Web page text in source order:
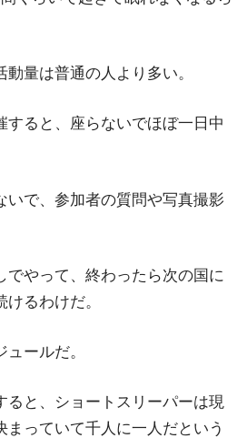
量は普通の人より多い。
すると、座らないでほぼ一日中
いで、参加者の質問や写真撮影
でやって、終わったら次の国に
るわけだ。
ールだ。
ると、ショートスリーパーは現
まっていて千人に一人だという